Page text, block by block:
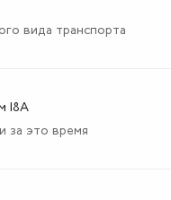
вида транспорта
18А
за это время